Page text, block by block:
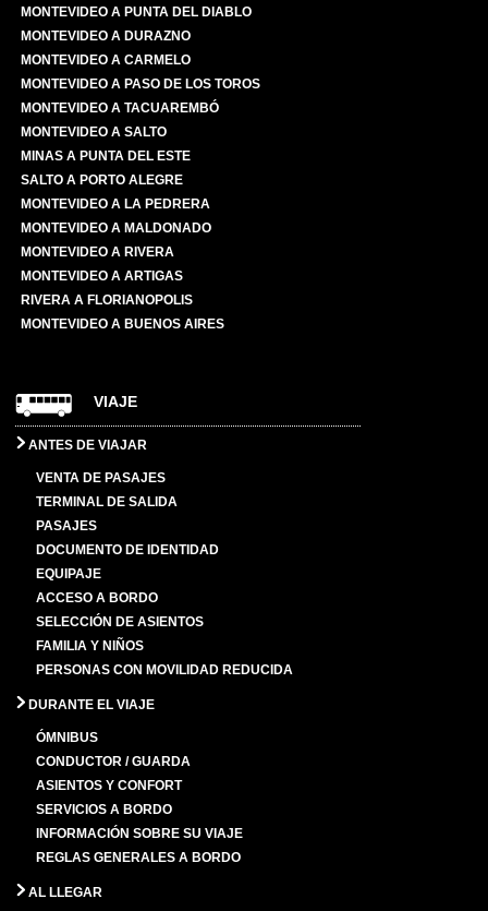
MONTEVIDEO A PUNTA DEL DIABLO
MONTEVIDEO A DURAZNO
MONTEVIDEO A CARMELO
MONTEVIDEO A PASO DE LOS TOROS
MONTEVIDEO A TACUAREMBÓ
MONTEVIDEO A SALTO
MINAS A PUNTA DEL ESTE
SALTO A PORTO ALEGRE
MONTEVIDEO A LA PEDRERA
MONTEVIDEO A MALDONADO
MONTEVIDEO A RIVERA
MONTEVIDEO A ARTIGAS
RIVERA A FLORIANOPOLIS
MONTEVIDEO A BUENOS AIRES
VIAJE
ANTES DE VIAJAR
VENTA DE PASAJES
TERMINAL DE SALIDA
PASAJES
DOCUMENTO DE IDENTIDAD
EQUIPAJE
ACCESO A BORDO
SELECCIÓN DE ASIENTOS
FAMILIA Y NIÑOS
PERSONAS CON MOVILIDAD REDUCIDA
DURANTE EL VIAJE
ÓMNIBUS
CONDUCTOR / GUARDA
ASIENTOS Y CONFORT
SERVICIOS A BORDO
INFORMACIÓN SOBRE SU VIAJE
REGLAS GENERALES A BORDO
AL LLEGAR